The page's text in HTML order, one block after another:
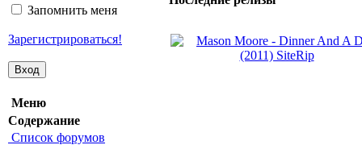
Запомнить меня
Зарегистрироваться!
Меню
Содержание
Список форумов